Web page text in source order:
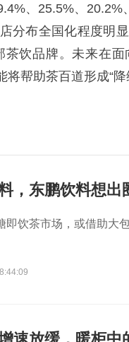
、25.5%、20.2%
分布全国化程度明
饮品牌。未来在
帮助茶百道形成“降
，东鹏饮料想出
饮茶市场，或借助大包